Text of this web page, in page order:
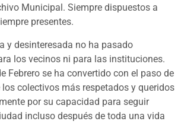
Municipal. Siempre dispuestos a
presentes.
y desinteresada no ha pasado
los vecinos ni para las instituciones.
Febrero se ha convertido con el paso de
colectivos más respetados y queridos
por su capacidad para seguir
incluso después de toda una vida